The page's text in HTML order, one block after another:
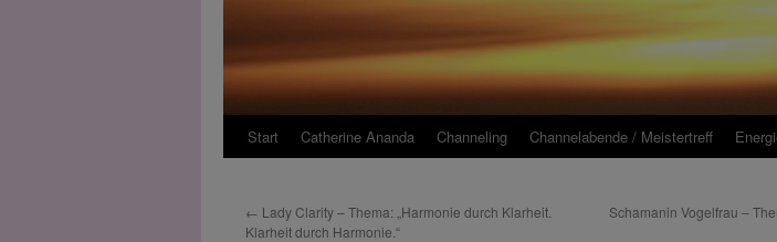
Start Catherine Ananda Channeling Channelabende / Meistertreff
← Lady Clarity – Thema: „Harmonie durch Klarheit.
Klarheit durch Harmonie.“
Schamanin Vogelfrau –